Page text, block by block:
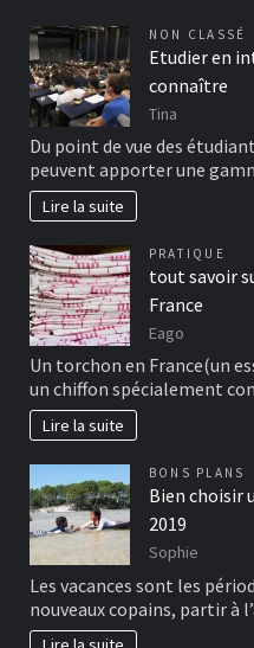
NON CLASSÉ
Etudier en
connaître
Tina
Du point de vue des
peuvent apporter une
Lire la suite
PRATIQUE
tout savoir
France
Eago
Un torchon en France(un
un chiffon spécialement
Lire la suite
BONS PLANS
Bien choisir
2019
Sophie
Les vacances sont les
nouveaux copains, partir à